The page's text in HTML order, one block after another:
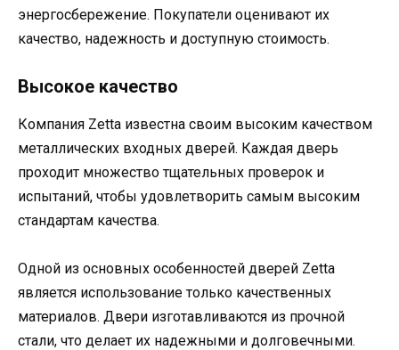
энергосбережение. Покупатели оценивают их
качество, надежность и доступную стоимость.
Высокое качество
Компания Zetta известна своим высоким качеством
металлических входных дверей. Каждая дверь
проходит множество тщательных проверок и
испытаний, чтобы удовлетворить самым высоким
стандартам качества.
Одной из основных особенностей дверей Zetta
является использование только качественных
материалов. Двери изготавливаются из прочной
стали, что делает их надежными и долговечными.